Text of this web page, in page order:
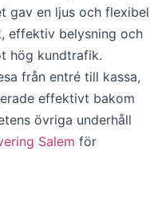
gav en ljus och flexibel
effektiv belysning och
hög kundtrafik.
från entré till kassa,
effektivt bakom
övriga underhåll
Salem för